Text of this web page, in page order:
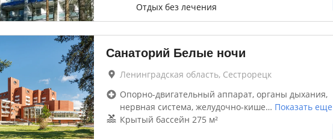
Отдых без лечения
Санаторий Белые ночи
Ленинградская область, Сестрорецк
Опорно-двигательный аппарат, органы дыхания,
нервная система, желудочно-кише… Показать еще
Крытый бассейн 275 м²